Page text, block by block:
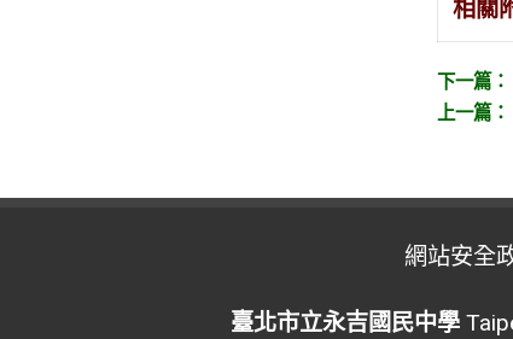
相關
網站安全
臺北市立永吉國民中學